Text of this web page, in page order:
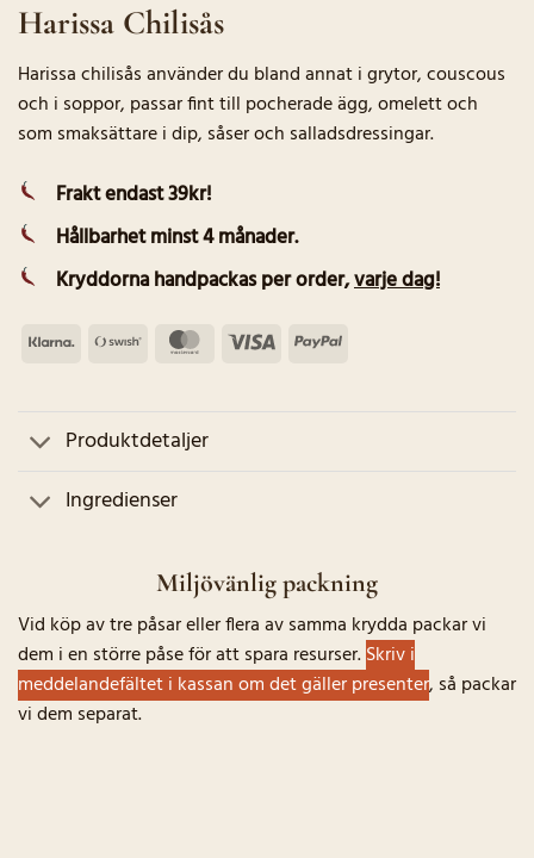
Harissa Chilisås
Harissa chilisås använder du bland annat i grytor, couscous
och i soppor, passar fint till pocherade ägg, omelett och
som smaksättare i dip, såser och salladsdressingar.
Frakt endast 39kr!
Hållbarhet minst 4 månader.
Kryddorna handpackas per order,varje dag!
Klarna Swish
MasterCard
Visa PayPal
Produktdetaljer
Ingredienser
Miljövänlig packning
Vid köp av tre påsar eller flera av samma krydda packar vi
dem i en större påse för att spara resurser.Skriv i
meddelandefältet i kassan om det gäller presenter, så packar
vi dem separat.